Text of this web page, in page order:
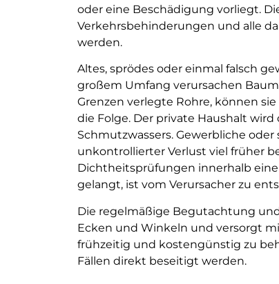
oder eine Beschädigung vorliegt.
Verkehrsbehinderungen und alle
werden.
Altes, sprödes oder einmal falsch
großem Umfang verursachen
Grenzen verlegte Rohre, können
die Folge. Der private Haushalt
Schmutzwassers. Gewerbliche
unkontrollierter Verlust viel früher
Dichtheitsprüfungen innerhalb
gelangt, ist vom Verursacher zu
Die regelmäßige Begutachtung
Ecken und Winkeln und versorgt
frühzeitig und kostengünstig zu
Fällen direkt beseitigt werden.